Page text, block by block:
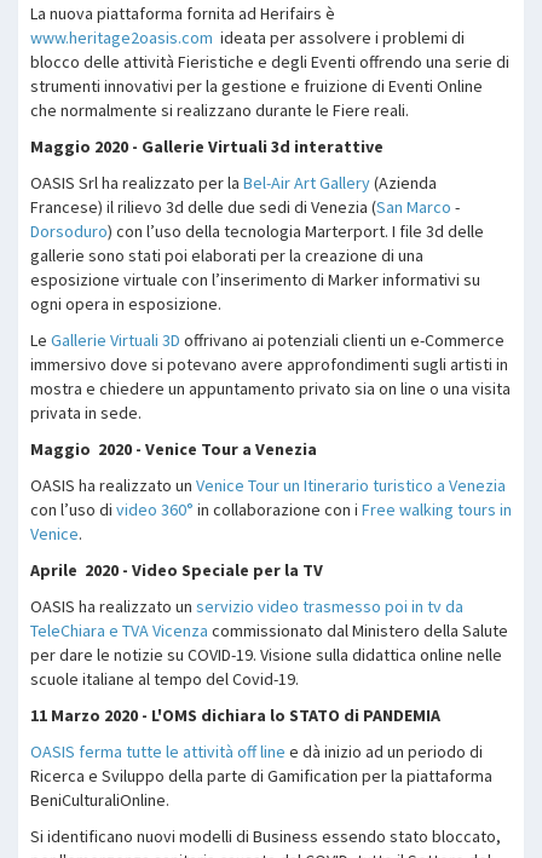
La nuova piattaforma fornita ad Herifairs è
www.heritage2oasis.com ideata per assolvere i problemi di
blocco delle attività Fieristiche e degli Eventi offrendo una serie di
strumenti innovativi per la gestione e fruizione di Eventi Online
che normalmente si realizzano durante le Fiere reali.
Maggio 2020 - Gallerie Virtuali 3d interattive
OASIS Srl ha realizzato per la Bel-Air Art Gallery(Azienda
Francese) il rilievo 3d delle due sedi di Venezia (San Marco -
Dorsoduro) con l’uso della tecnologia Marterport. I file 3d delle
gallerie sono stati poi elaborati per la creazione di una
esposizione virtuale con l’inserimento di Marker informativi su
ogni opera in esposizione.
Le Gallerie Virtuali 3D offrivano ai potenziali clienti un e-Commerce
immersivo dove si potevano avere approfondimenti sugli artisti in
mostra e chiedere un appuntamento privato sia on line o una visita
privata in sede.
Maggio 2020 - Venice Tour a Venezia
OASIS ha realizzato un Venice Tour un Itinerario turistico a Venezia
con l’uso di video 360° in collaborazione con i Free walking tours in
Venice.
Aprile 2020 - Video Speciale per la TV
OASIS ha realizzato un servizio video trasmesso poi in tv da
TeleChiara e TVA Vicenza commissionato dal Ministero della Salute
per dare le notizie su COVID-19. Visione sulla didattica online nelle
scuole italiane al tempo del Covid-19.
11 Marzo 2020 - L'OMS dichiara lo STATO di PANDEMIA
OASIS ferma tutte le attività off line e dà inizio ad un periodo di
Ricerca e Sviluppo della parte di Gamification per la piattaforma
BeniCulturaliOnline.
Si identificano nuovi modelli di Business essendo stato bloccato,